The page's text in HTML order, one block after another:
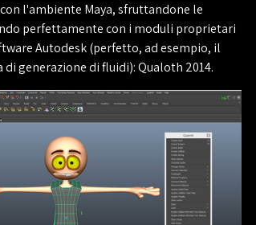
l'ambiente Maya, sfruttandone le
perfettamente con i moduli proprietari
Autodesk (perfetto, ad esempio, il
generazione di fluidi): Qualoth 2014.